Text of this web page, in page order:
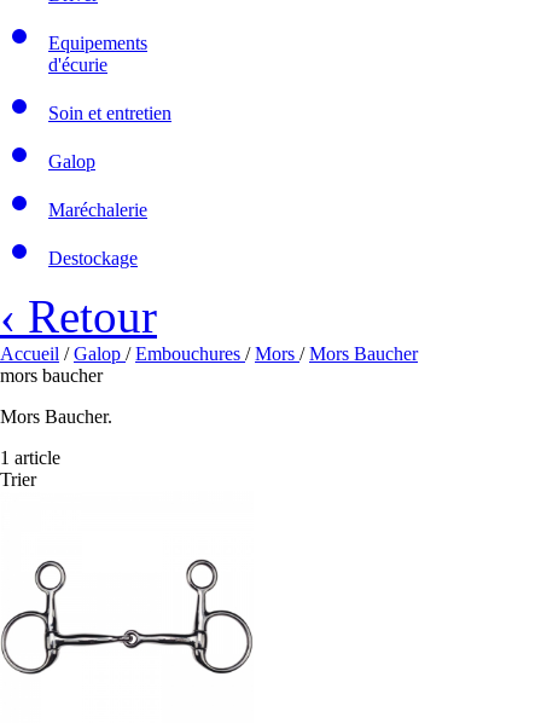
Equipements
d'écurie
Soin et entretien
Galop
Maréchalerie
Destockage
‹ Retour
Accueil /Galop /Embouchures /Mors /Mors Baucher
mors baucher
Mors Baucher.
1 article
Trier